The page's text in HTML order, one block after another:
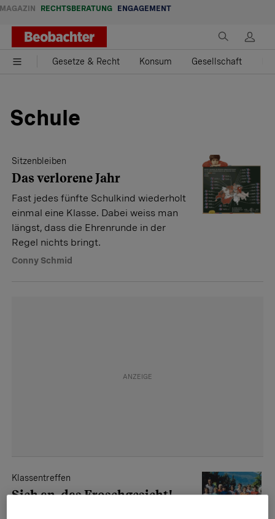
MAGAZIN RECHTSBERATUNG ENGAGEMENT
Gesetze & Recht Konsum Gesellschaft
Schule
Sitzenbleiben
Das verlorene Jahr
Fast jedes fünfte Schulkind wiederholt
einmal eine Klasse. Dabei weiss man
längst, dass die Ehrenrunde in der
Regel nichts bringt.
Conny Schmid
Klassentreffen
Sieh an, das Froschgesicht!